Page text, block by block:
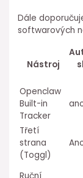
Dále
softwarových
Nástroj
Openclaw
⁤Built-in
Tracker
Třetí
strana
(Toggl)